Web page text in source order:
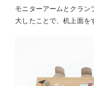
モニターアームとクラン
大したことで、机上面を